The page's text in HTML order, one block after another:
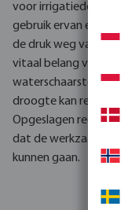
voor
gebruik ervan
de druk weg van
vitaal belang
waterschaarste. In
droogte kan
Opgeslagen
dat de
kunnen gaan.